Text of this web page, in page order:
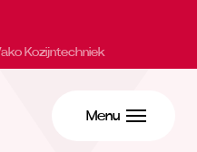
Kozijntechniek
Menu